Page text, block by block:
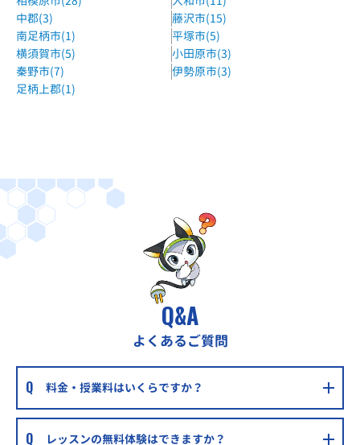
中郡(3)
藤沢市(15)
南足柄市(1)
平塚市(5)
横須賀市(5)
小田原市(3)
秦野市(7)
伊勢原市(3)
足柄上郡(1)
Q&A
よくあるご質問
料金・授業料はいくらですか？
レッスンの無料体験はできますか？